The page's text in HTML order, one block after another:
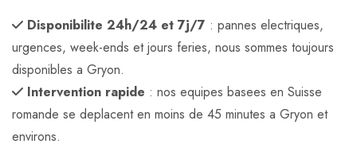
Disponibilite 24h/24 et 7j/7 : pannes electriques,
urgences, week-ends et jours feries, nous sommes toujours
disponibles a Gryon.
Intervention rapide : nos equipes basees en Suisse
romande se deplacent en moins de 45 minutes a Gryon et
environs.